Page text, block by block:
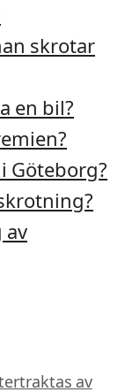
skrotar
en bil?
Göteborg?
av
av